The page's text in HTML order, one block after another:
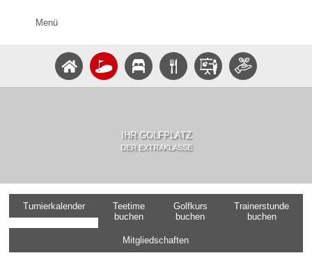
Menü
IHR GOLFPLATZ
DER EXTRAKLASSE
Turnierkalender
Teetime
buchen
Golfkurs
buchen
Trainerstunde
buchen
Mitgliedschaften